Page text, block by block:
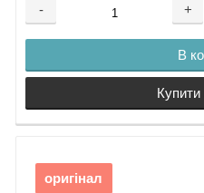
- +
В
Купити
оригінал